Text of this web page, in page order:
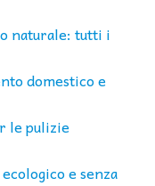
naturale: tutti i
domestico e
le pulizie
e senza